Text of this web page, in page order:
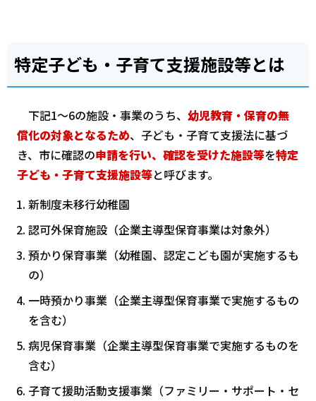
特定子ども・子育て支援施設等とは
下記1～6の施設・事業のうち、 幼児教育・保育の無
償化の対象となるため、子ども・子育て支援法に基づ
き、市に確認の申請を行い、確認を受けた施設等を特定
子ども・子育て支援施設等と呼びます。
新制度未移行幼稚園
認可外保育施設（企業主導型保育事業は対象外）
預かり保育事業（幼稚園、認定こども園が実施するも
の）
一時預かり事業（企業主導型保育事業で実施するもの
を含む）
病児保育事業（企業主導型保育事業で実施するものを
含む）
子育て援助活動支援事業（ファミリー・サポート・セ